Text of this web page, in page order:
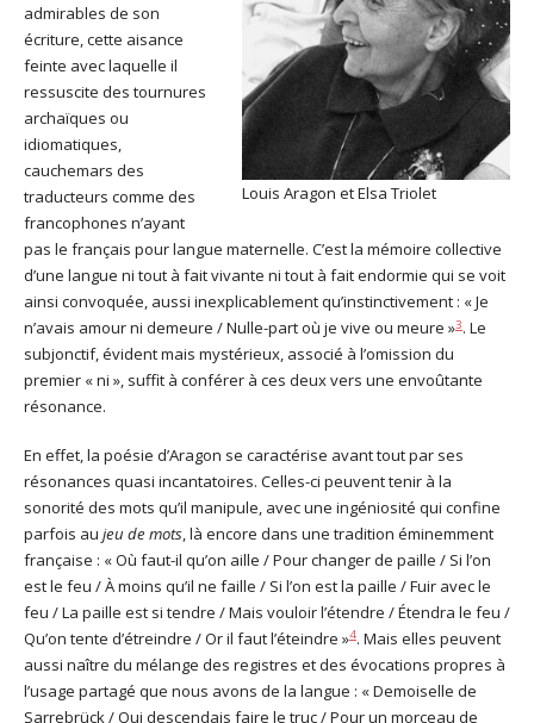
Louis Aragon et Elsa Triolet
admirables de son
écriture, cette aisance
feinte avec laquelle il
ressuscite des tournures
archaïques ou
idiomatiques,
cauchemars des
traducteurs comme des
francophones n’ayant
pas le français pour langue maternelle. C’est la mémoire collective
d’une langue ni tout à fait vivante ni tout à fait endormie qui se voit
ainsi convoquée, aussi inexplicablement qu’instinctivement : « Je
n’avais amour ni demeure / Nulle-part où je vive ou meure »3. Le
subjonctif, évident mais mystérieux, associé à l’omission du
premier « ni », suffit à conférer à ces deux vers une envoûtante
résonance.
En effet, la poésie d’Aragon se caractérise avant tout par ses
résonances quasi incantatoires. Celles-ci peuvent tenir à la
sonorité des mots qu’il manipule, avec une ingéniosité qui confine
parfois au jeu de mots, là encore dans une tradition éminemment
française : « Où faut-il qu’on aille / Pour changer de paille / Si l’on
est le feu / À moins qu’il ne faille / Si l’on est la paille / Fuir avec le
feu / La paille est si tendre / Mais vouloir l’étendre / Étendra le feu /
Qu’on tente d’étreindre / Or il faut l’éteindre »4. Mais elles peuvent
aussi naître du mélange des registres et des évocations propres à
l’usage partagé que nous avons de la langue : « Demoiselle de
Sarrebrück / Qui descendais faire le truc / Pour un morceau de